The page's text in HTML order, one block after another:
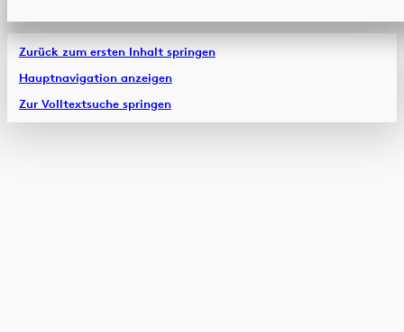
Zurück zum ersten Inhalt springen
Hauptnavigation anzeigen
Zur Volltextsuche springen